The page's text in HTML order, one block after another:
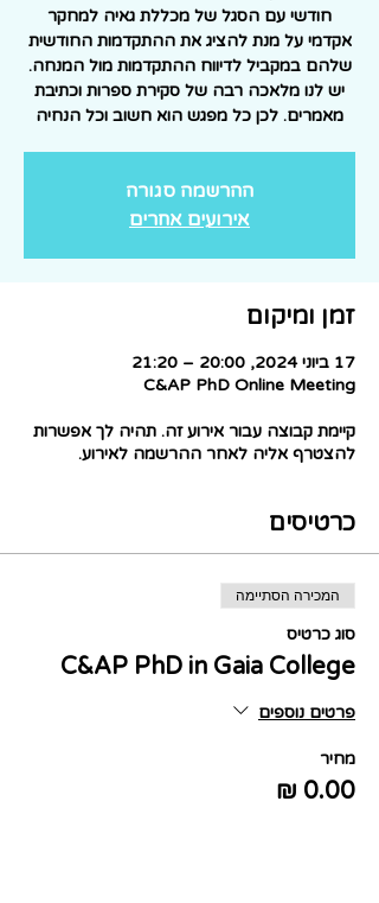
חודשי עם הסגל של מכללת גאיה למחקר
אקדמי על מנת להציג את ההתקדמות החודשית
שלהם במקביל לדיווח ההתקדמות מול המנחה.
יש לנו מלאכה רבה של סקירת ספרות וכתיבת
מאמרים. לכן כל מפגש הוא חשוב וכל הנחיה
ההרשמה סגורה
אירועים אחרים
זמן ומיקום
17 ביוני 2024, 20:00 – 21:20
C&AP PhD Online Meeting
קיימת קבוצה עבור אירוע זה. תהיה לך אפשרות
להצטרף אליה לאחר ההרשמה לאירוע.
כרטיסים
המכירה הסתיימה
סוג כרטיס
C&AP PhD in Gaia College
פרטים נוספים
מחיר